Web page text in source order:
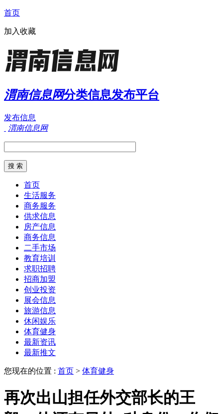
首页
加入收藏
渭南信息网分类信息发布平台
发布信息
渭南信息网
首页
生活服务
商务服务
供求信息
房产信息
商务信息
二手市场
教育培训
求职招聘
招商加盟
创业投资
展会信息
旅游信息
休闲娱乐
体育健身
最新资讯
最新推文
您现在的位置 : 首页 > 体育健身
再次出山担任外交部长的王